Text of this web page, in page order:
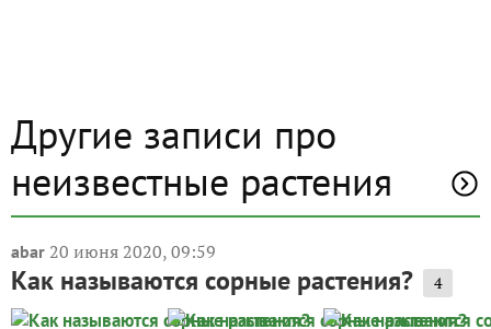
Другие записи про
неизвестные растения
abar 20 июня 2020, 09:59
Как называются сорные растения? 4